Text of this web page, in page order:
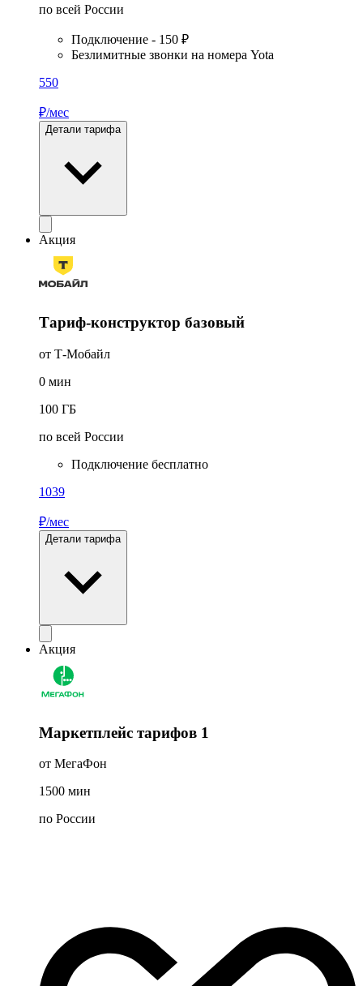
по всей России
Подключение - 150 ₽
Безлимитные звонки на номера Yota
550
₽/мес
Детали тарифа
Акция
Тариф-конструктор базовый
от Т-Мобайл
0 мин
100 ГБ
по всей России
Подключение бесплатно
1039
₽/мес
Детали тарифа
Акция
Маркетплейс тарифов 1
от МегаФон
1500 мин
по России